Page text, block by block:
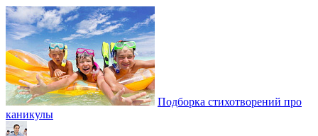
Подборка стихотворений про
каникулы